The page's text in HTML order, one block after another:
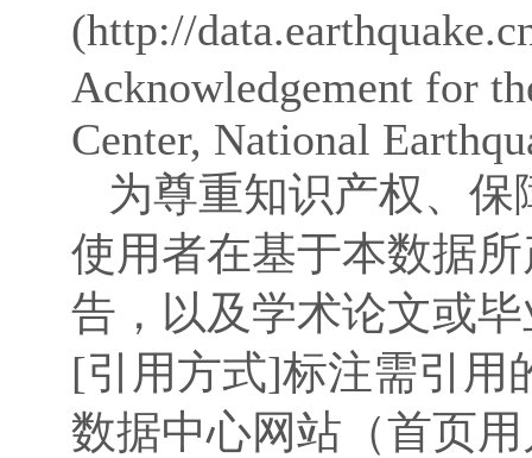
(http://
Acknowledgement for
Center, National
为尊重知识产权、
使用者在基于本数据
告，以及学术论文或
[引用方式]标注需引用
数据中心网站（首页